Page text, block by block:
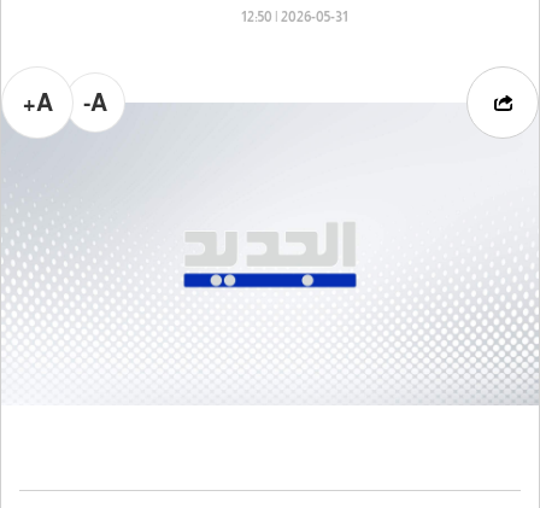
2026-05-31 | 12:50
A-
A+